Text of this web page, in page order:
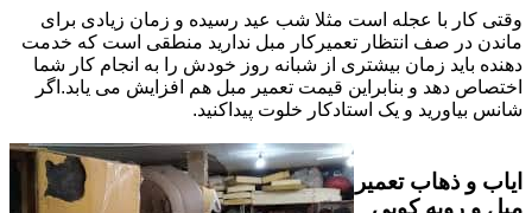
وقتی کار با عجله است مثلا شب عید رسیده و زمان زیادی برای
ماندن در صف انتظار تعمیرکار مبل ندارید منطقی است که خدمت
دهنده باید زمان بیشتری از شبانه روز خودش را به انجام کار شما
اختصاص دهد و بنابراین قیمت تعمیر مبل هم افزایش می یابد.اگر
شانس بیاورید و یک استادکار خلوت پیداکنید.
ایاب و ذهاب تعمیر
مبل و رویه کوبی